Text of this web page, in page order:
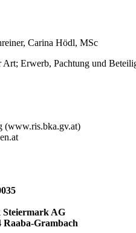
Carina Hödl, MSc
Erwerb, Pachtung und
(www.ris.bka.gv.at)
Steiermark AG
Raaba-Grambach